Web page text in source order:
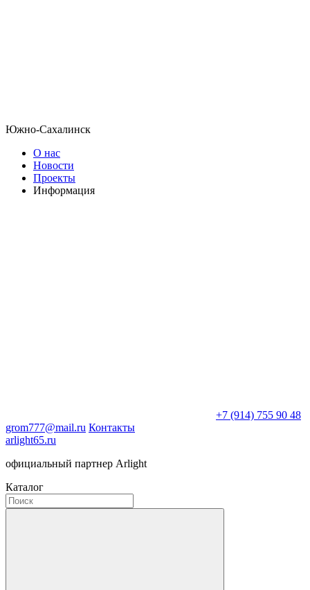
Южно-Сахалинск
О нас
Новости
Проекты
Информация
+7 (914) 755 90 48
grom777@mail.ru Контакты
arlight65.ru
официальный партнер Arlight
Каталог